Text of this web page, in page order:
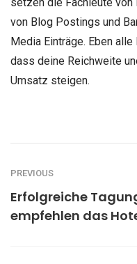
von Blog Postings und
Media Einträge. Eben
dass deine Reichweite
Umsatz steigen.
PREVIOUS
Erfolgreiche
empfehlen das